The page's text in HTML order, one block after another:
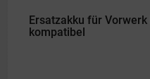
Ersatzakku für
kompatibel